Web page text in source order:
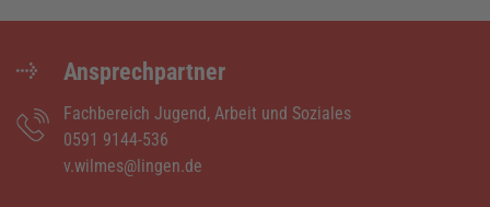
Ansprechpartner
Fachbereich Jugend, Arbeit und Soziales
0591 9144-536
v.wilmes@lingen.de